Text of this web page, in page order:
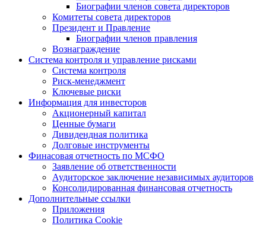
Биографии членов совета директоров
Комитеты совета директоров
Президент и Правление
Биографии членов правления
Вознаграждение
Система контроля и управление рисками
Система контроля
Риск-менеджмент
Ключевые риски
Информация для инвесторов
Акционерный капитал
Ценные бумаги
Дивидендная политика
Долговые инструменты
Финасовая отчетность по МСФО
Заявление об ответственности
Аудиторское заключение независимых аудиторов
Консолидированная финансовая отчетность
Дополнительные ссылки
Приложения
Политика Cookie